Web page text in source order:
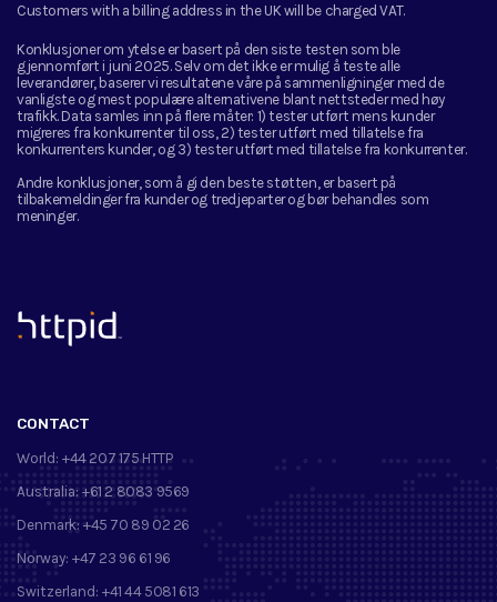
Customers with a billing address in the UK will be charged VAT.
Konklusjoner om ytelse er basert på den siste testen som ble
gjennomført i juni 2025. Selv om det ikke er mulig å teste alle
leverandører, baserer vi resultatene våre på sammenligninger med de
vanligste og mest populære alternativene blant nettsteder med høy
trafikk. Data samles inn på flere måter: 1) tester utført mens kunder
migreres fra konkurrenter til oss, 2) tester utført med tillatelse fra
konkurrenters kunder, og 3) tester utført med tillatelse fra konkurrenter.
Andre konklusjoner, som å gi den beste støtten, er basert på
tilbakemeldinger fra kunder og tredjeparter og bør behandles som
meninger.
™
CONTACT
World: +44 207 175 HTTP
Australia: +61 2 8083 9569
Denmark: +45 70 89 02 26
Norway: +47 23 96 61 96
Switzerland: +41 44 5081 613